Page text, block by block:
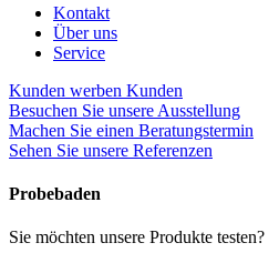
Kontakt
Über uns
Service
Kunden werben Kunden
Besuchen Sie unsere Ausstellung
Machen Sie einen Beratungstermin
Sehen Sie unsere Referenzen
Probebaden
Sie möchten unsere Produkte testen?